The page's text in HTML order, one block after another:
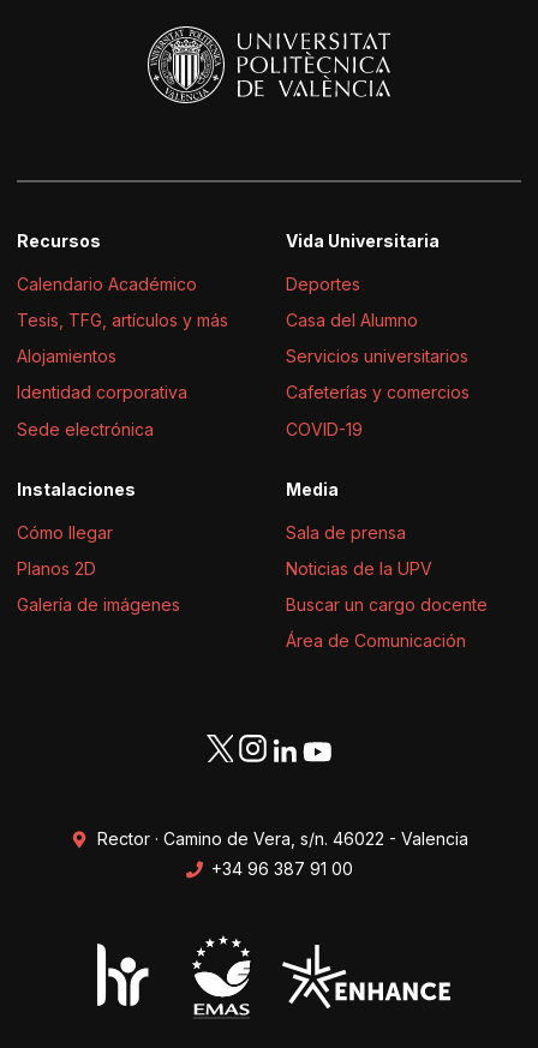
Recursos
Calendario Académico
Tesis, TFG, artículos y más
Alojamientos
Identidad corporativa
Sede electrónica
Vida Universitaria
Deportes
Casa del Alumno
Servicios universitarios
Cafeterías y comercios
COVID-19
Instalaciones
Cómo llegar
Planos 2D
Galería de imágenes
Media
Sala de prensa
Noticias de la UPV
Buscar un cargo docente
Área de Comunicación
Rector · Camino de Vera, s/n. 46022 - Valencia
+34 96 387 91 00